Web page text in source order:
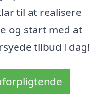
til at realisere
og start med at
tilbud i dag!